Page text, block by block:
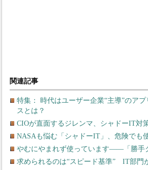
関連記事
特集： 時代はユーザー企業“主導”のア
スとは？
CIOが直面するジレンマ、シャドーIT対
NASAも悩む「シャドーIT」、危険でも
やむにやまれず使っています――「勝手
求められるのは“スピード基準” IT部門